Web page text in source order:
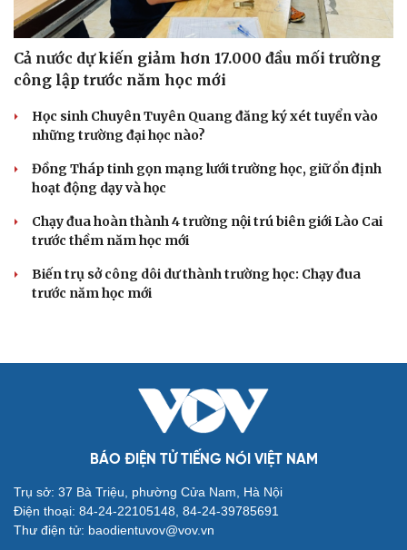
Cả nước dự kiến giảm hơn 17.000 đầu mối trường
công lập trước năm học mới
Học sinh Chuyên Tuyên Quang đăng ký xét tuyển vào
những trường đại học nào?
Đồng Tháp tinh gọn mạng lưới trường học, giữ ổn định
hoạt động dạy và học
Chạy đua hoàn thành 4 trường nội trú biên giới Lào Cai
trước thềm năm học mới
Biến trụ sở công dôi dư thành trường học: Chạy đua
trước năm học mới
BÁO ĐIỆN TỬ TIẾNG NÓI VIỆT NAM
Trụ sở: 37 Bà Triệu, phường Cửa Nam, Hà Nội
Điện thoại: 84-24-22105148, 84-24-39785691
Thư điện tử: baodientuvov@vov.vn